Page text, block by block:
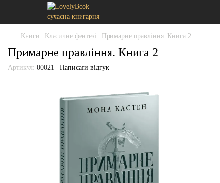
Книги Класичне фентезі Примарне правління. Книга 2
Примарне правління. Книга 2
Артикул: 00021 Написати відгук